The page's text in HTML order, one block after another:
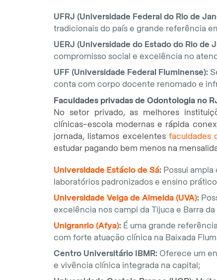
UFRJ (Universidade Federal do Rio de
tradicionais do país e grande referência
UERJ (Universidade do Estado do Rio de
compromisso social e excelência no
UFF (Universidade Federal Fluminense):
conta com corpo docente renomado e
Faculdades privadas de Odontologia no
No setor privado, as melhores
clínicas-escola modernas e rápida
jornada, listamos excelentes faculdades
estudar pagando bem menos na
Universidade Estácio de Sá: Possui
laboratórios padronizados e ensino
Universidade Veiga de Almeida (UVA):
excelência nos campi da Tijuca e Barra
Unigranrio (Afya): É uma grande
com forte atuação clínica na Baixada
Centro Universitário IBMR: Oferece um
e vivência clínica integrada na capital;